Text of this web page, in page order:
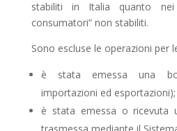
stabiliti in Italia quanto
consumatori” non stabiliti.
Sono escluse le operazioni per
è stata emessa una
importazioni ed esportazioni);
è stata emessa o ricevuta